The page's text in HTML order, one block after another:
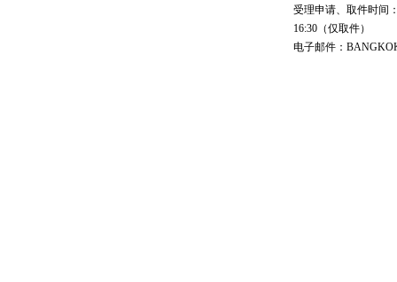
受理申请、取件时间
16:30（仅取件）
电子邮件：